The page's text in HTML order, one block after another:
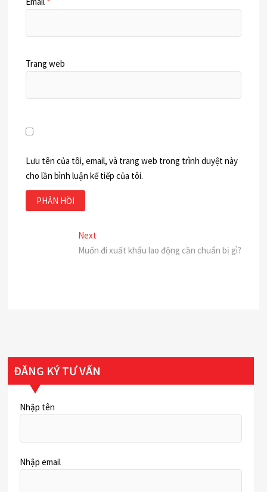
Trang web
Lưu tên của tôi, email, và trang web trong trình duyệt này
cho lần bình luận kế tiếp của tôi.
NextNext
post:
Muốn đi xuất khẩu lao động cần chuẩn bị gì?
ĐĂNG KÝ TƯ VẤN
Nhập tên
Nhập email